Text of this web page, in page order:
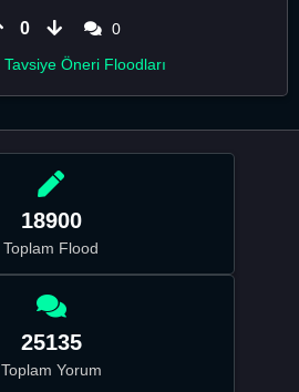
0
0
Tavsiye Öneri Floodları
18900
Toplam Flood
25135
Toplam Yorum